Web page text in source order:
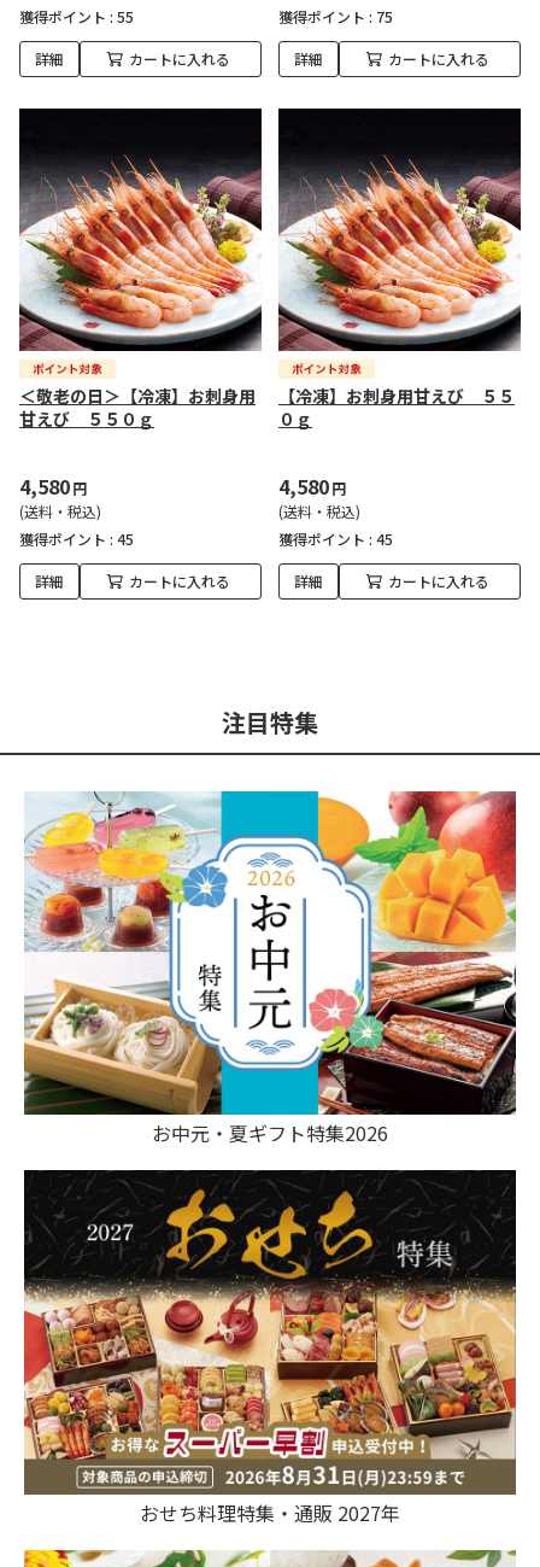
獲得ポイント : 55
詳細 カートに入れる
獲得ポイント : 75
詳細 カートに入れる
＜敬老の日＞【冷凍】お刺身用
甘えび ５５０ｇ
4,580円
(送料・税込)
獲得ポイント : 45
詳細 カートに入れる
【冷凍】お刺身用甘えび ５５
０ｇ
4,580円
(送料・税込)
獲得ポイント : 45
詳細 カートに入れる
注目特集
お中元・夏ギフト特集2026
おせち料理特集・通販 2027年